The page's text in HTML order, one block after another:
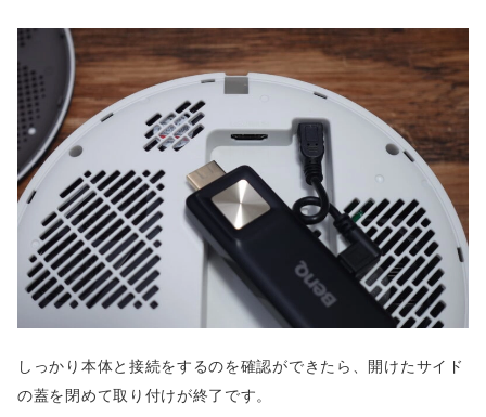
しっかり本体と接続をするのを確認ができたら、開けたサイド
の蓋を閉めて取り付けが終了です。